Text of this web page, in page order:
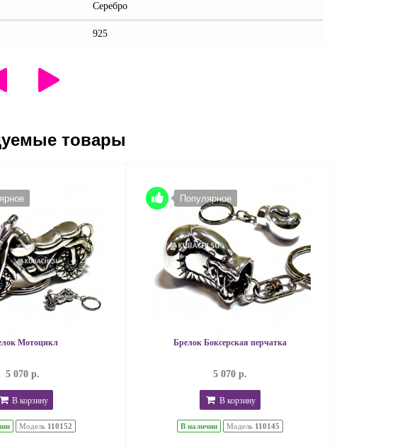
Серебро
925
товары
Мотоцикл
5 070 р.
В корзину
Модель 110152
Популярное
Брелок Боксерская перчатка
5 070 р.
В корзину
В наличии Модель 110145